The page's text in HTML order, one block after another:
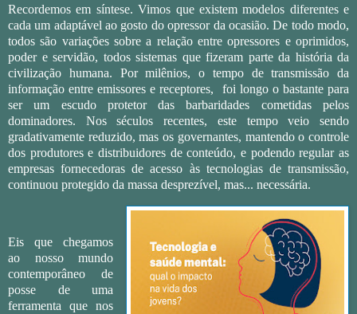
Recordemos em síntese. Vimos que existem modelos diferentes e
cada um adaptável ao gosto do opressor da ocasião. De todo modo,
todos são variações sobre a relação entre opressores e oprimidos,
poder e servidão, todos sistemas que fizeram parte da história da
civilização humana. Por milênios, o tempo de transmissão da
informação entre emissores e receptores,
foi longo o bastante para
ser um escudo protetor das barbaridades cometidas pelos
dominadores. Nos séculos recentes, este tempo veio sendo
gradativamente reduzido, mas os governantes, mantendo o controle
dos produtores e distribuidores de conteúdo, e podendo regular as
empresas fornecedoras de acesso às tecnologias de transmissão,
continuou protegido da massa desprezível, mas... necessária.
Eis que chegamos
ao nosso mundo
contemporâneo de
posse de uma
ferramenta que nos